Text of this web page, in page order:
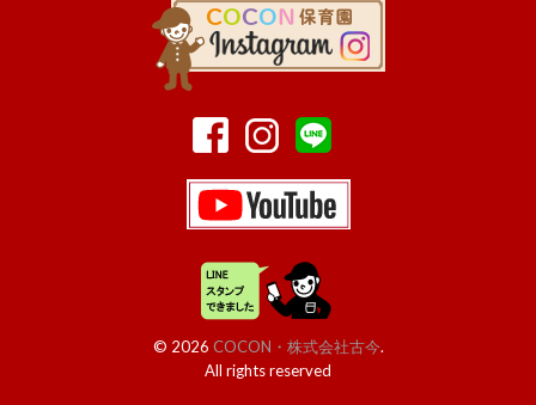
© 2026 COCON・株式会社古今.
All rights reserved